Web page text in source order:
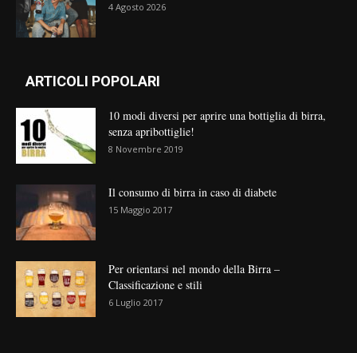
4 Agosto 2026
ARTICOLI POPOLARI
10 modi diversi per aprire una bottiglia di birra,
senza apribottiglie!
8 Novembre 2019
Il consumo di birra in caso di diabete
15 Maggio 2017
Per orientarsi nel mondo della Birra –
Classificazione e stili
6 Luglio 2017